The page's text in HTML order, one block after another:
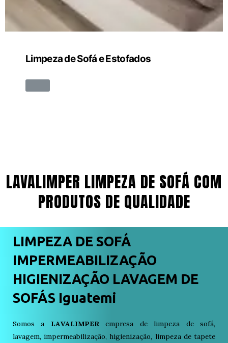
Limpeza de Sofá e Estofados
LAVALIMPER LIMPEZA DE SOFÁ COM
PRODUTOS DE QUALIDADE
LIMPEZA DE SOFÁ
IMPERMEABILIZAÇÃO
HIGIENIZAÇÃO LAVAGEM DE
SOFÁS Iguatemi
Somos a LAVALIMPERempresa de limpeza de sofá,
lavagem, impermeabilização, higienização, limpeza de tapete